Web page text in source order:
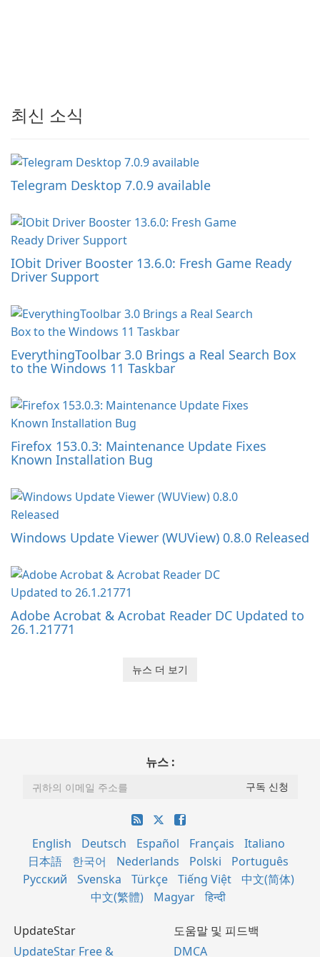
최신 소식
Telegram Desktop 7.0.9 available
IObit Driver Booster 13.6.0: Fresh Game Ready
Driver Support
EverythingToolbar 3.0 Brings a Real Search Box
to the Windows 11 Taskbar
Firefox 153.0.3: Maintenance Update Fixes
Known Installation Bug
Windows Update Viewer (WUView) 0.8.0 Released
Adobe Acrobat & Acrobat Reader DC Updated to
26.1.21771
뉴스 더 보기
뉴스 :
English Deutsch Español Français
Italiano
日本語
한국어 Nederlands Polski
Português
Русский
Svenska Türkçe Tiếng Việt
中文(简体)
中文(繁體)
Magyar हिन्दी
UpdateStar
UpdateStar Free &
도움말 및 피드백
DMCA